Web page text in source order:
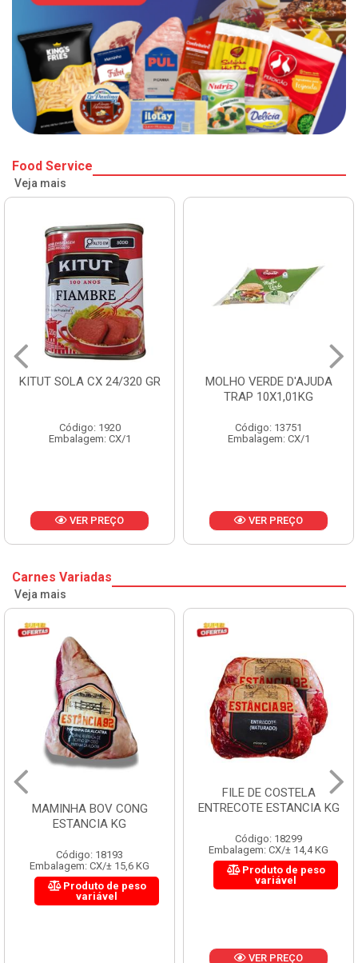
Food Service
Veja mais
KITUT SOLA CX 24/320 GR
Código: 1920
Embalagem: CX/1
VER PREÇO
MOLHO VERDE D'AJUDA
TRAP 10X1,01KG
Código: 13751
Embalagem: CX/1
VER PREÇO
Carnes Variadas
Veja mais
MAMINHA BOV CONG
ESTANCIA KG
Código: 18193
Embalagem: CX/± 15,6 KG
Produto de peso
variável
FILE DE COSTELA
ENTRECOTE ESTANCIA KG
Código: 18299
Embalagem: CX/± 14,4 KG
Produto de peso
variável
VER PREÇO